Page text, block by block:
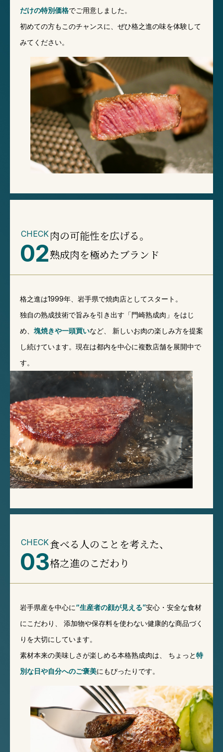
だけの特別価格でご用意しました。
初めての方もこのチャンスに、ぜひ格之進の味を体験して
みてください。
CHECK
02
肉の可能性を広げる。
熟成肉を極めたブランド
格之進は1999年、岩手県で焼肉店としてスタート。
独自の熟成技術で旨みを引き出す「門崎熟成肉」をはじ
め、 塊焼きや一頭買いなど、
新しいお肉の楽しみ方を提案
し続けています。現在は都内を中心に複数店舗を展開中で
す。
CHECK
03
食べる人のことを考えた、
格之進のこだわり
岩手県産を中心に“生産者の顔が見える”安心・安全な食材
にこだわり、
添加物や保存料を使わない健康的な商品づく
りを大切にしています。
素材本来の美味しさが楽しめる本格熟成肉は、
ちょっと特
別な日や自分へのご褒美にもぴったりです。